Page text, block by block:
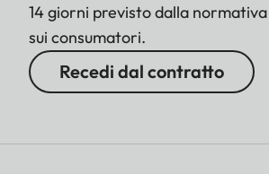
14 giorni previsto dalla
sui consumatori.
Recedi dal contratto